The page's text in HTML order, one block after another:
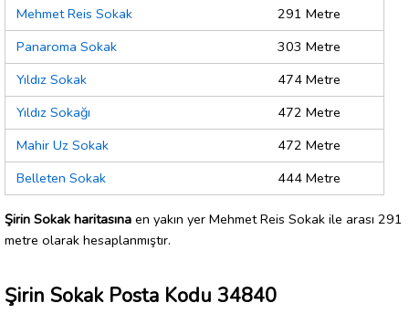
Mehmet Reis Sokak
291 Metre
Panaroma Sokak
303 Metre
Yıldız Sokak
474 Metre
Yıldız Sokağı
472 Metre
Mahir Uz Sokak
472 Metre
Belleten Sokak
444 Metre
Şirin Sokak haritasına en yakın yer Mehmet Reis Sokak ile arası 291
metre olarak hesaplanmıştır.
Şirin Sokak Posta Kodu 34840